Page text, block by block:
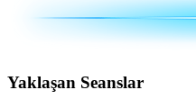
Yaklaşan Seanslar